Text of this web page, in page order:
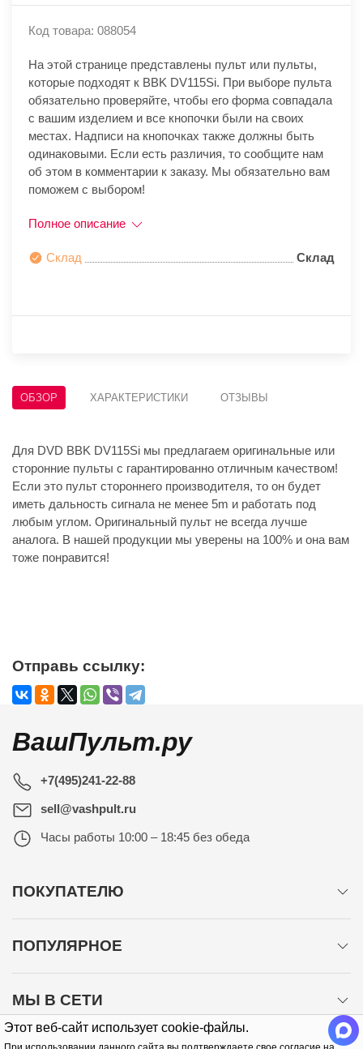
Этот веб-сайт использует cookie-файлы.
Код товара: 088054
На этой странице представлены пульт или пульты,
которые подходят к BBK DV115Si. При выборе пульта
обязательно проверяйте, чтобы его форма совпадала
с вашим изделием и все кнопочки были на своих
местах. Надписи на кнопочках также должны быть
одинаковыми. Если есть различия, то сообщите нам
об этом в комментарии к заказу. Мы обязательно вам
поможем с выбором!
Полное описание
Склад Склад
ОБЗОР ХАРАКТЕРИСТИКИ ОТЗЫВЫ
Для DVD BBK DV115Si мы предлагаем оригинальные или
сторонние пульты с гарантированно отличным качеством!
Если это пульт стороннего производителя, то он будет
иметь дальность сигнала не менее 5m и работать под
любым углом. Оригинальный пульт не всегда лучше
аналога. В нашей продукции мы уверены на 100% и она вам
тоже понравится!
Отправь ссылку:
ВашПульт.ру
+7(495)241-22-88
sell@vashpult.ru
Часы работы 10:00 – 18:45 без обеда
ПОКУПАТЕЛЮ
ПОПУЛЯРНОЕ
МЫ В СЕТИ